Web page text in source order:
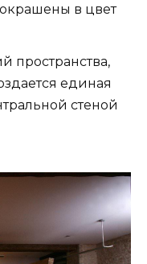
в цвет
пространства,
единая
стеной